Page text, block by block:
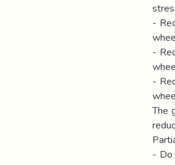
-
-
-
The
- Do